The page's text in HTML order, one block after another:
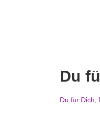
Du
Du für Dich